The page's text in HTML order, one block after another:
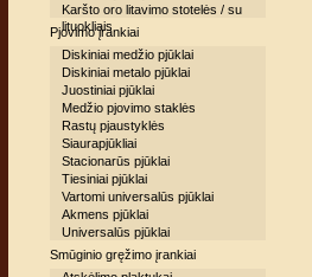
Karšto oro litavimo stotelės / su
lituokliais
Pjovimo įrankiai
Diskiniai medžio pjūklai
Diskiniai metalo pjūklai
Juostiniai pjūklai
Medžio pjovimo staklės
Rastų pjaustyklės
Siaurapjūkliai
Stacionarūs pjūklai
Tiesiniai pjūklai
Vartomi universalūs pjūklai
Akmens pjūklai
Universalūs pjūklai
Smūginio gręžimo įrankiai